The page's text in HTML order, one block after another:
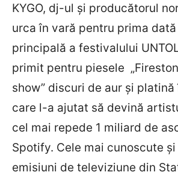
KYGO, dj-ul și producătorul
urca în vară pentru prima
principală a festivalului
primit pentru piesele
show” discuri de aur și
care l-a ajutat să devină
cel mai repede 1 miliard de
Spotify. Cele mai cunoscute
emisiuni de televiziune din